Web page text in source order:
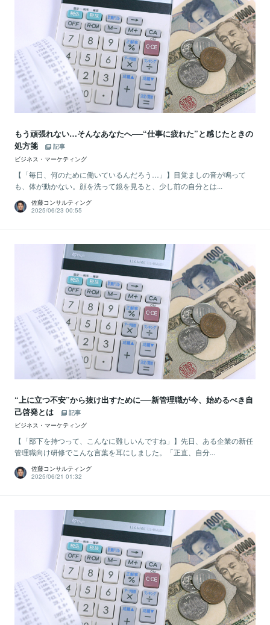
もう頑張れない…そんなあなたへ──“仕事に疲れた”と感じたときの
処方箋
記事
ビジネス・マーケティング
【「毎日、何のために働いているんだろう…」】目覚ましの音が鳴って
も、体が動かない。顔を洗って鏡を見ると、少し前の自分とは...
佐藤コンサルティング
2025/06/23 00:55
“上に立つ不安”から抜け出すために──新管理職が今、始めるべき自
己啓発とは
記事
ビジネス・マーケティング
【「部下を持つって、こんなに難しいんですね」】先日、ある企業の新任
管理職向け研修でこんな言葉を耳にしました。「正直、自分...
佐藤コンサルティング
2025/06/21 01:32